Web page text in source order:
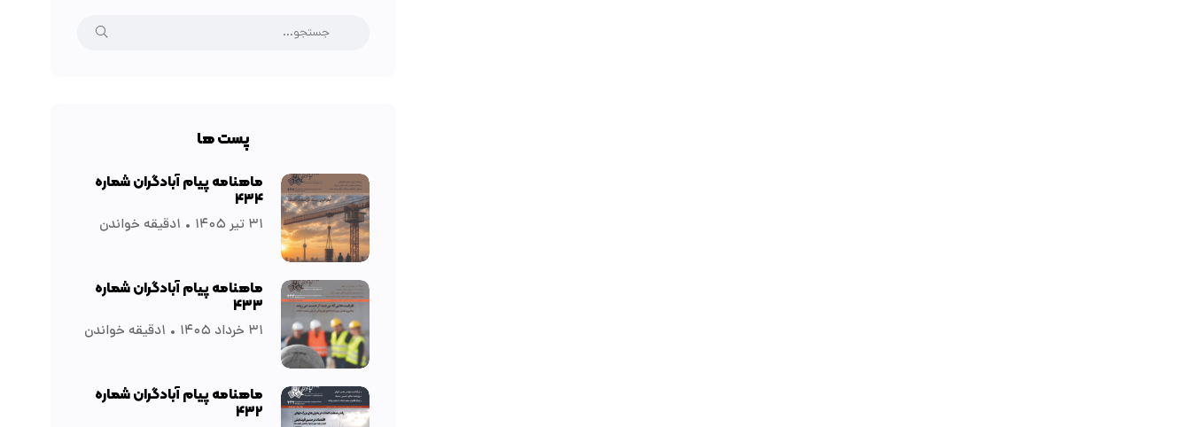
پست ها
ماهنامه پیام آبادگران شماره
۴۳۴
۳۱ تیر ۱۴۰۵ ۱دقیقه خواندن
ماهنامه پیام آبادگران شماره
۴۳۳
۳۱ خرداد ۱۴۰۵ ۱دقیقه خواندن
ماهنامه پیام آبادگران شماره
۴۳۲